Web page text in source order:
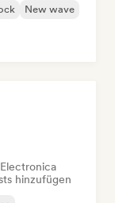
New wave
Electronica
hinzufügen